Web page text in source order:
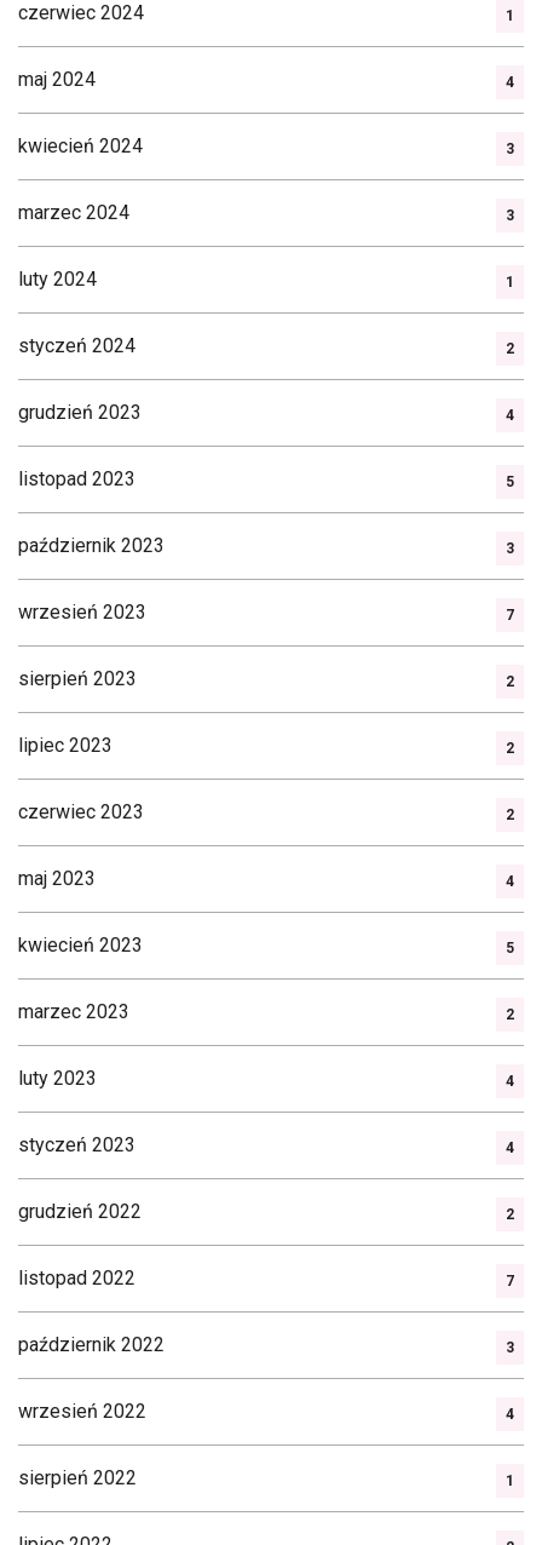
czerwiec 2024 1
maj 2024 4
kwiecień 2024 3
marzec 2024 3
luty 2024 1
styczeń 2024 2
grudzień 2023 4
listopad 2023 5
październik 2023 3
wrzesień 2023 7
sierpień 2023 2
lipiec 2023 2
czerwiec 2023 2
maj 2023 4
kwiecień 2023 5
marzec 2023 2
luty 2023 4
styczeń 2023 4
grudzień 2022 2
listopad 2022 7
październik 2022 3
wrzesień 2022 4
sierpień 2022 1